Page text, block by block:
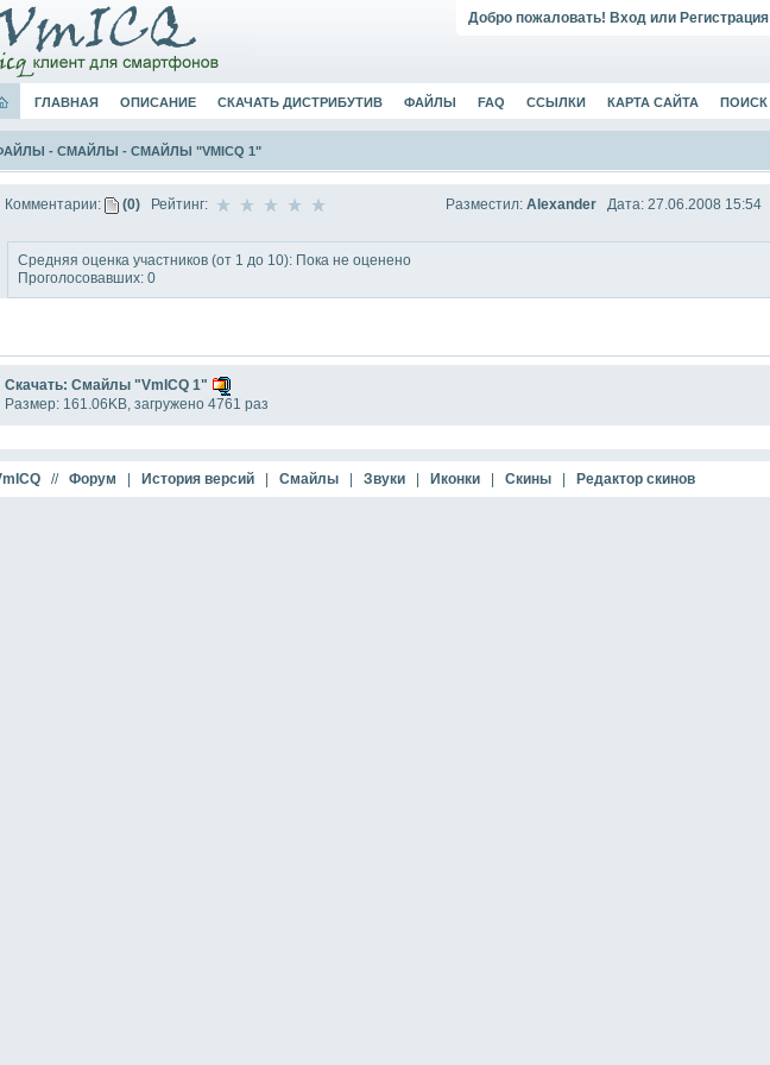
Добро пожаловать! Вход или Регистрация
ГЛАВНАЯ ОПИСАНИЕ СКАЧАТЬ ДИСТРИБУТИВ ФАЙЛЫ FAQ ССЫЛКИ КАРТА САЙТА ПОИСК
- СМАЙЛЫ - СМАЙЛЫ "VMICQ 1"
Разместил: Alexander Дата: 27.06.2008 15:54
Комментарии: (0) Рейтинг:
Средняя оценка участников (от 1 до 10): Пока не оценено
Проголосовавших: 0
Скачать: Смайлы "VmICQ 1"
Размер: 161.06KB, загружено 4761 раз
// Форум История версий Смайлы Звуки Иконки Скины Редактор скинов